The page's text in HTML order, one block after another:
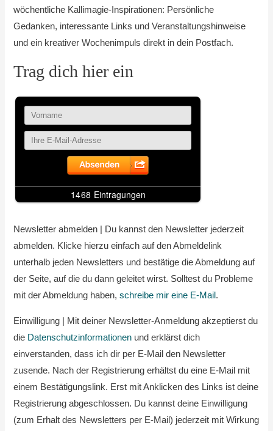
wöchentliche Kallimagie-Inspirationen: Persönliche
Gedanken, interessante Links und Veranstaltungshinweise
und ein kreativer Wochenimpuls direkt in dein Postfach.
Trag dich hier ein
Newsletter abmelden | Du kannst den Newsletter jederzeit
abmelden. Klicke hierzu einfach auf den Abmeldelink
unterhalb jeden Newsletters und bestätige die Abmeldung auf
der Seite, auf die du dann geleitet wirst. Solltest du Probleme
mit der Abmeldung haben,schreibe mir eine E-Mail .
Einwilligung | Mit deiner Newsletter-Anmeldung akzeptierst du
die Datenschutzinformationen und erklärst dich
einverstanden, dass ich dir per E-Mail den Newsletter
zusende. Nach der Registrierung erhältst du eine E-Mail mit
einem Bestätigungslink. Erst mit Anklicken des Links ist deine
Registrierung abgeschlossen. Du kannst deine Einwilligung
(zum Erhalt des Newsletters per E-Mail) jederzeit mit Wirkung